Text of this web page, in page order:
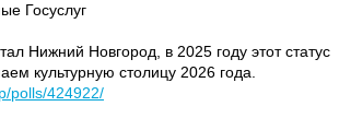
Госуслуг
Нижний Новгород, в 2025 году этот статус
культурную столицу 2026 года.
polls/424922/